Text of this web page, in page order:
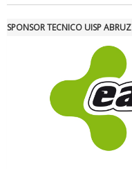
Tiziano Pesce a Radio
SPONSOR TECNICO UISP